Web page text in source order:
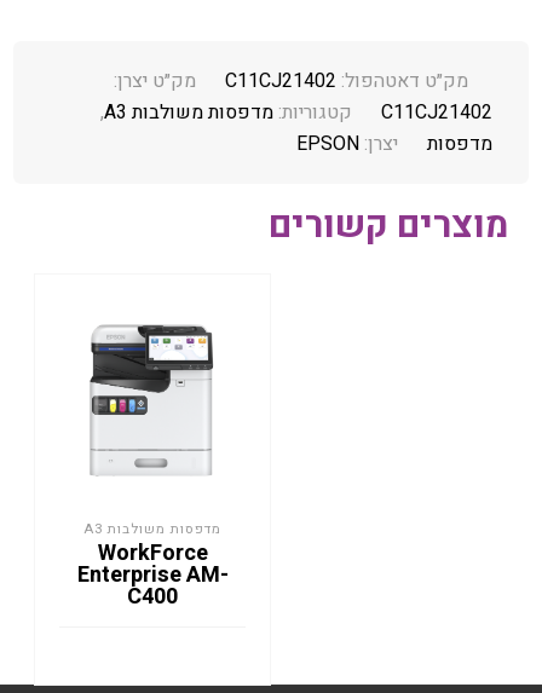
מק״ט דאטהפול: C11CJ21402
מק״ט יצרן:
C11CJ21402
קטגוריות:מדפסות משולבות A3
,
מדפסות
יצרן:EPSON
מוצרים קשורים
מדפסות משולבות A3
WorkForce
Enterprise​ AM-
C400